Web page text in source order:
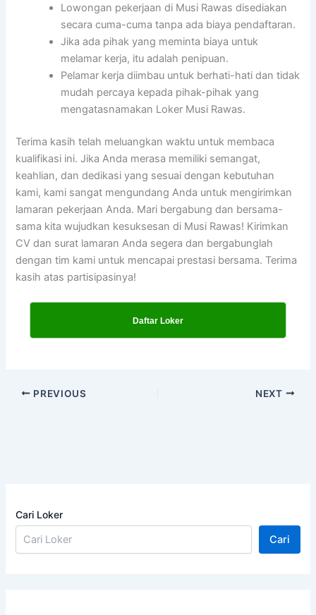
Lowongan pekerjaan di Musi Rawas disediakan
secara cuma-cuma tanpa ada biaya pendaftaran.
Jika ada pihak yang meminta biaya untuk
melamar kerja, itu adalah penipuan.
Pelamar kerja diimbau untuk berhati-hati dan tidak
mudah percaya kepada pihak-pihak yang
mengatasnamakan Loker Musi Rawas.
Terima kasih telah meluangkan waktu untuk membaca
kualifikasi ini. Jika Anda merasa memiliki semangat,
keahlian, dan dedikasi yang sesuai dengan kebutuhan
kami, kami sangat mengundang Anda untuk mengirimkan
lamaran pekerjaan Anda. Mari bergabung dan bersama-
sama kita wujudkan kesuksesan di Musi Rawas! Kirimkan
CV dan surat lamaran Anda segera dan bergabunglah
dengan tim kami untuk mencapai prestasi bersama. Terima
kasih atas partisipasinya!
Daftar Loker
PREVIOUS NEXT
Cari Loker
Cari